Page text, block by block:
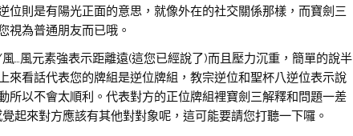
位則是有陽光正面的意思，就像外在的社交關係那樣，而寶劍三
視為普通朋友而已哦。
風元素強表示距離遠(這您已經說了)而且壓力沉重，簡單的說半
來看話代表您的牌組是逆位牌組，教宗逆位和聖杯八逆位表示說
所以不會太順利。代表對方的正位牌組裡寶劍三解釋和問題一差
起來對方應該有其他對對象呢，這可能要請您打聽一下囉。